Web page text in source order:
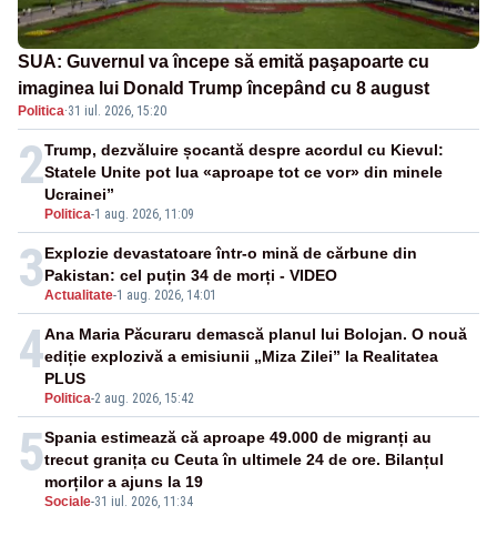
SUA: Guvernul va începe să emită paşapoarte cu
imaginea lui Donald Trump începând cu 8 august
Politica·31 iul. 2026, 15:20
2
Politica-1 aug. 2026, 11:09
Trump, dezvăluire șocantă despre acordul cu Kievul:
Statele Unite pot lua «aproape tot ce vor» din minele
Ucrainei”
3Actualitate-1 aug. 2026, 14:01
Explozie devastatoare într-o mină de cărbune din
Pakistan: cel puțin 34 de morți - VIDEO
4
Politica-2 aug. 2026, 15:42
Ana Maria Păcuraru demască planul lui Bolojan. O nouă
ediție explozivă a emisiunii „Miza Zilei” la Realitatea
PLUS
5
Sociale-31 iul. 2026, 11:34
Spania estimează că aproape 49.000 de migranți au
trecut granița cu Ceuta în ultimele 24 de ore. Bilanțul
morților a ajuns la 19